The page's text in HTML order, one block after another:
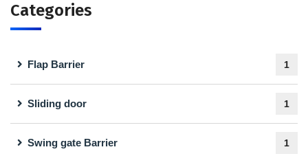
Categories
Flap Barrier 1
Sliding door 1
Swing gate Barrier 1